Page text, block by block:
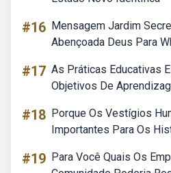
#16 Mensagem Jardim
Abençoada Deus Para
#17 As Práticas Educativas
Objetivos De
#18 Porque Os Vestígios
Importantes Para Os
#19 Para Você Quais Os